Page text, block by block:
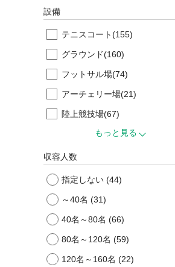
設備
テニスコート(155)
グラウンド(160)
フットサル場(74)
アーチェリー場(21)
陸上競技場(67)
もっと見る
収容人数
指定しない (44)
～40名 (31)
40名～80名 (66)
80名～120名 (59)
120名～160名 (22)